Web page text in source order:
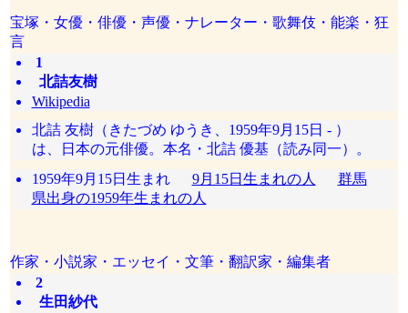
宝塚・女優・俳優・声優・ナレーター・歌舞伎・能楽・狂
言
1
北詰友樹
Wikipedia
北詰 友樹（きたづめ ゆうき、1959年9月15日 - ）
は、日本の元俳優。本名・北詰 優基（読み同一）。
1959年9月15日生まれ 9月15日生まれの人
群馬
県出身の1959年生まれの人
作家・小説家・エッセイ・文筆・翻訳家・編集者
2
生田紗代